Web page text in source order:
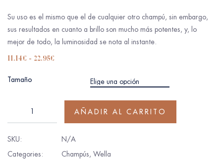
Su uso es el mismo que el de cualquier otro champú, sin embargo,
sus resultados en cuanto a brillo son mucho más potentes, y, lo
mejor de todo, la luminosidad se nota al instante.
11.14€ - 22.95€
Tamaño
AÑADIR AL CARRITO
SKU:
N/A
Categories:
Champús, Wella